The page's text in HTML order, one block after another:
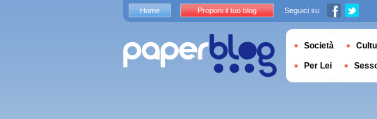
Home Proponi il tuo blog Seguici su
Società
Per Lei